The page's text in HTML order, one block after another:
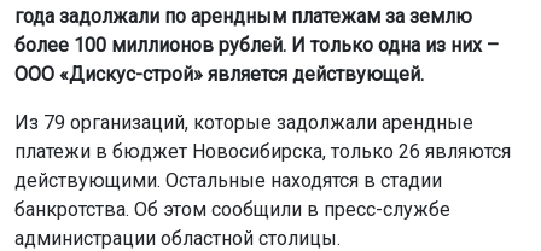
года задолжали по арендным платежам за землю
более 100 миллионов рублей. И только одна из них –
ООО «Дискус-строй» является действующей.
Из 79 организаций, которые задолжали арендные
платежи в бюджет Новосибирска, только 26 являются
действующими. Остальные находятся в стадии
банкротства. Об этом сообщили в пресс-службе
администрации областной столицы.